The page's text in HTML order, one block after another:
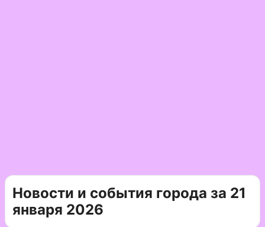
Новости и события города за 21
января 2026